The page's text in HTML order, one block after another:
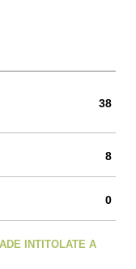
38
8
0
INTITOLATE A